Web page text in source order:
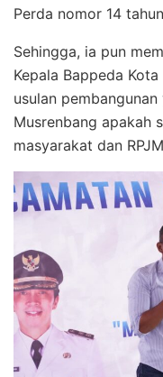
Perda nomor 14
Sehingga, ia pun
Kepala Bappeda
usulan
Musrenbang apakah
masyarakat dan